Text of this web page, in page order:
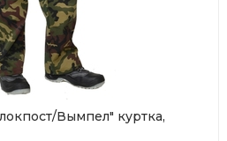
Вымпел" куртка,